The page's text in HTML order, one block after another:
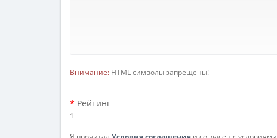
Внимание: HTML символы запрещены!
Рейтинг
1